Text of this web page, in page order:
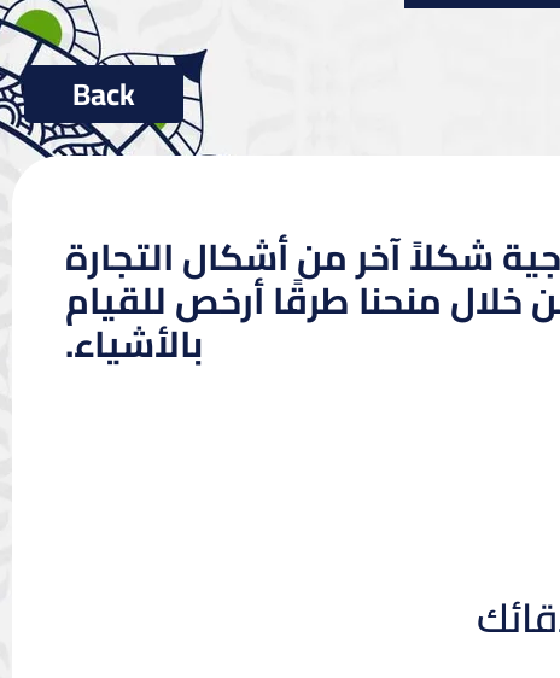
شكلاً آخر من أشكال التجارة
خلال منحنا طرقًا أرخص للقيام
بالأشياء.